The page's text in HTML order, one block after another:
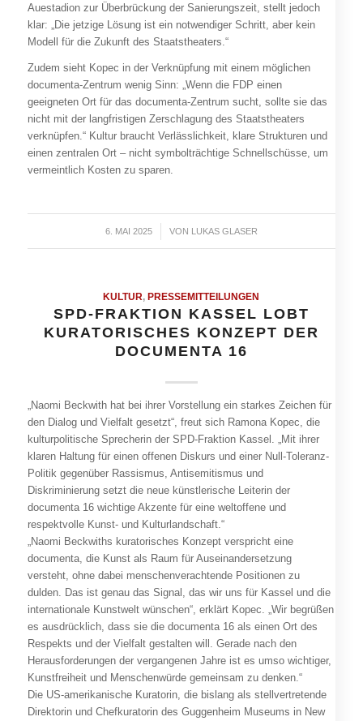
Auestadion zur Überbrückung der Sanierungszeit, stellt jedoch
klar: „Die jetzige Lösung ist ein notwendiger Schritt, aber kein
Modell für die Zukunft des Staatstheaters.“
Zudem sieht Kopec in der Verknüpfung mit einem möglichen
documenta-Zentrum wenig Sinn: „Wenn die FDP einen
geeigneten Ort für das documenta-Zentrum sucht, sollte sie das
nicht mit der langfristigen Zerschlagung des Staatstheaters
verknüpfen.“ Kultur braucht Verlässlichkeit, klare Strukturen und
einen zentralen Ort – nicht symbolträchtige Schnellschüsse, um
vermeintlich Kosten zu sparen.
6. MAI 2025
/ VON LUKAS GLASER
KULTUR,PRESSEMITTEILUNGEN
SPD-FRAKTION KASSEL LOBT
KURATORISCHES KONZEPT DER
DOCUMENTA 16
„Naomi Beckwith hat bei ihrer Vorstellung ein starkes Zeichen für
den Dialog und Vielfalt gesetzt“, freut sich Ramona Kopec, die
kulturpolitische Sprecherin der SPD-Fraktion Kassel. „Mit ihrer
klaren Haltung für einen offenen Diskurs und einer Null-Toleranz-
Politik gegenüber Rassismus, Antisemitismus und
Diskriminierung setzt die neue künstlerische Leiterin der
documenta 16 wichtige Akzente für eine weltoffene und
respektvolle Kunst- und Kulturlandschaft.“
„Naomi Beckwiths kuratorisches Konzept verspricht eine
documenta, die Kunst als Raum für Auseinandersetzung
versteht, ohne dabei menschenverachtende Positionen zu
dulden. Das ist genau das Signal, das wir uns für Kassel und die
internationale Kunstwelt wünschen“, erklärt Kopec. „Wir begrüßen
es ausdrücklich, dass sie die documenta 16 als einen Ort des
Respekts und der Vielfalt gestalten will. Gerade nach den
Herausforderungen der vergangenen Jahre ist es umso wichtiger,
Kunstfreiheit und Menschenwürde gemeinsam zu denken.“
Die US-amerikanische Kuratorin, die bislang als stellvertretende
Direktorin und Chefkuratorin des Guggenheim Museums in New